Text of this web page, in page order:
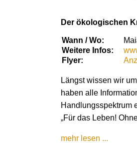
Der ökologischen
Wann / Wo:
Weitere Infos:
Flyer:
Längst wissen wir
haben alle
Handlungsspektrum
„Für das Leben!
mehr lesen ...